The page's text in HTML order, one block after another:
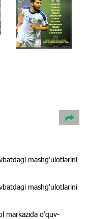
mashgʻulotlarini
mashgʻulotlarini
markazida oʻquv-